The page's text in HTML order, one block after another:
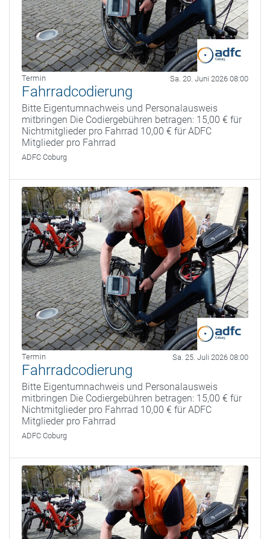
Termin Sa. 20. Juni 2026 08:00
Fahrradcodierung
Bitte Eigentumnachweis und Personalausweis
mitbringen Die Codiergebühren betragen: 15,00 € für
Nichtmitglieder pro Fahrrad 10,00 € für ADFC
Mitglieder pro Fahrrad
ADFC Coburg
Termin Sa. 25. Juli 2026 08:00
Fahrradcodierung
Bitte Eigentumnachweis und Personalausweis
mitbringen Die Codiergebühren betragen: 15,00 € für
Nichtmitglieder pro Fahrrad 10,00 € für ADFC
Mitglieder pro Fahrrad
ADFC Coburg